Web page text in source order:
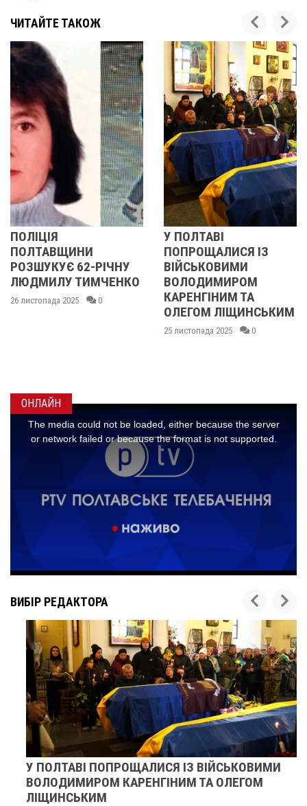
ЧИТАЙТЕ ТАКОЖ
62-РІЧНУ
ТИМЧЕНКО
2025 0
У ПОЛТАВІ
ПОПРОЩАЛИСЯ ІЗ
ВІЙСЬКОВИМИ
ВОЛОДИМИРОМ
КАРЕНГІНИМ ТА
ОЛЕГОМ ЛІЩИНСЬКИМ
25 листопада 2025 0
ОНЛАЙН
ВИБІР РЕДАКТОРА
У ПОЛТАВІ ПОПРОЩАЛИСЯ ІЗ ВІЙСЬКОВИМИ
ВОЛОДИМИРОМ КАРЕНГІНИМ ТА ОЛЕГОМ
ЛІЩИНСЬКИМ